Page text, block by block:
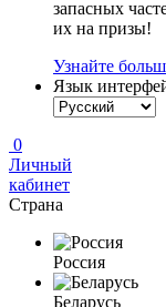
запасных
их на призы!
Узнайте
Язык
0
Личный
кабинет
Страна
Россия
Беларусь